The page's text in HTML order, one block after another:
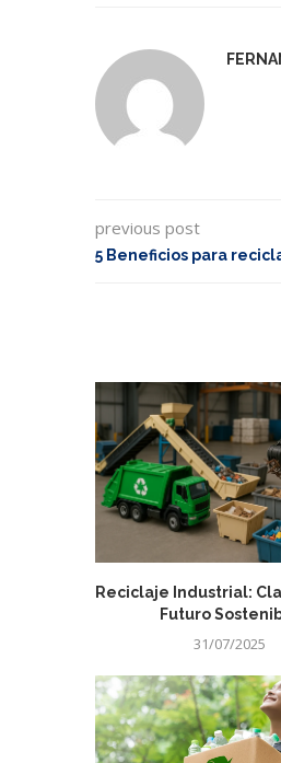
previous post
5 Beneficios para
Reciclaje Industrial:
Futuro
31/07/2025